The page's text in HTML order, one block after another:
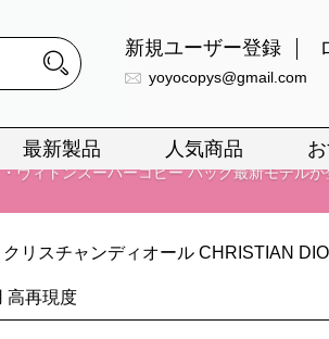
新規ユーザー登録
yoyocopys@gmail.com
最新製品 人気商品
のn級スーパーコピーのみ取扱い。最高品質の
クリスチャンディオール CHRISTIAN
高再現度